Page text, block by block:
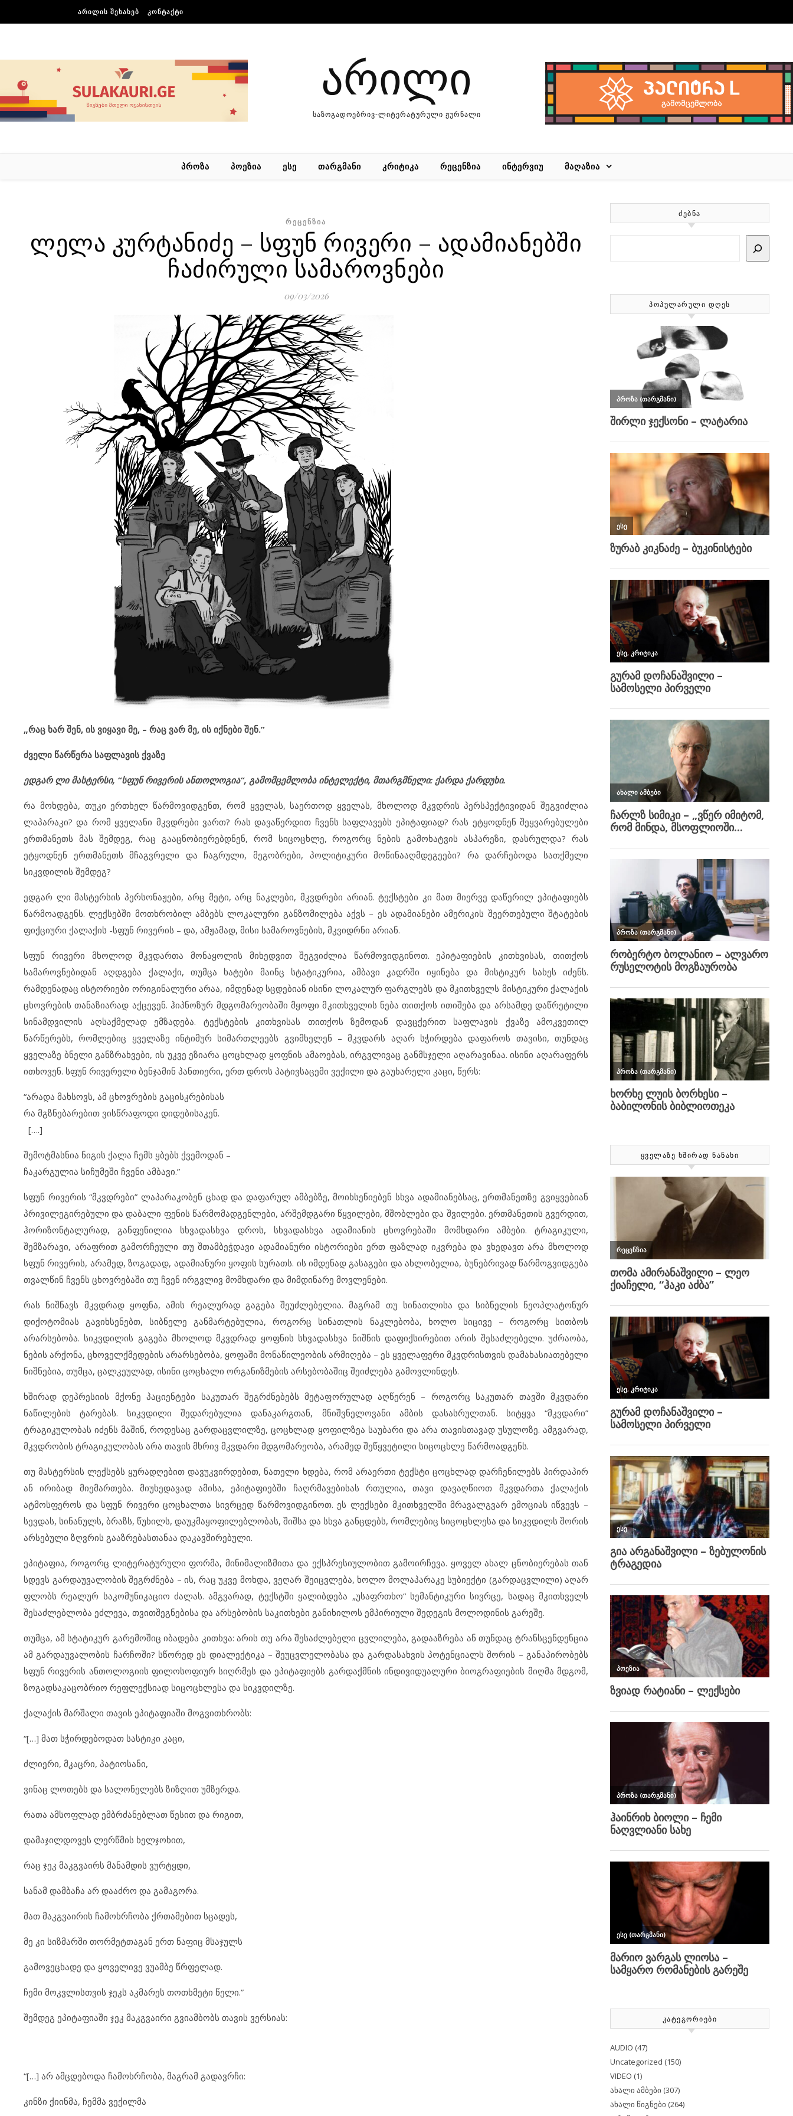
ᲐᲠᲘᲚᲘᲡ ᲨᲔᲡᲐᲮᲔᲑ ᲙᲝᲜᲢᲐᲥᲢᲘ
არილი
საზოგადოებრივ-ლიტერატურული ჟურნალი
ᲞᲠᲝᲖᲐ ᲞᲝᲔᲖᲘᲐ ᲔᲡᲔ ᲗᲐᲠᲒᲛᲐᲜᲘ ᲙᲠᲘᲢᲘᲙᲐ ᲠᲔᲪᲔᲜᲖᲘᲐ ᲘᲜᲢᲔᲠᲕᲘᲣ ᲛᲐᲦᲐᲖᲘᲐ
ᲠᲔᲪᲔᲜᲖᲘᲐ
ლელა კურტანიძე – სფუნ რივერი – ადამიანებში
ჩაძირული სამაროვნები
09/03/2026
„რაც ხარ შენ, ის ვიყავი მე, – რაც ვარ მე, ის იქნები შენ.”
ძველი წარწერა საფლავის ქვაზე
ედგარ ლი მასტერსი, “სფუნრივერის ანთოლოგია“, გამომცემლობა ინტელექტი, მთარგმნელი: ქარდაქარდუხი.
რა მოხდება, თუკი ერთხელ წარმოვიდგენთ, რომ ყველას, საერთოდ ყველას, მხოლოდ მკვდრის პერსპექტივიდან შეგვიძლია
ლაპარაკი? და რომ ყველანი მკვდრები ვართ? რას დავაწერდით ჩვენს საფლავებს ეპიტაფიად? რას ეტყოდნენ შეყვარებულები
ერთმანეთს მას შემდეგ, რაც გააცნობიერებდნენ, რომ სიცოცხლე, როგორც ნების გამოხატვის ასპარეზი, დასრულდა? რას
ეტყოდნენ ერთმანეთს მჩაგვრელი და ჩაგრული, მეგობრები, პოლიტიკური მოწინააღმდეგეები? რა დარჩებოდა სათქმელი
სიკვდილის შემდეგ?
ედგარ ლი მასტერსის პერსონაჟები, არც მეტი, არც ნაკლები, მკვდრები არიან. ტექსტები კი მათ მიერვე დაწერილ ეპიტაფიებს
წარმოადგენს. ლექსებში მოთხრობილ ამბებს ლოკალური განზომილება აქვს – ეს ადამიანები ამერიკის შეერთებული შტატების
ფიქციური ქალაქის -სფუნ რივერის – და, ამჟამად, მისი სამაროვნების, მკვიდრნი არიან.
სფუნ რივერი მხოლოდ მკვდართა მონაყოლის მიხედვით შეგვიძლია წარმოვიდგინოთ. ეპიტაფიების კითხვისას, თითქოს
სამაროვნებიდან აღდგება ქალაქი, თუმცა ხატები მაინც სტატიკურია, ამბავი კადრში იყინება და მისტიკურ სახეს იძენს.
რამდენადაც ისტორიები ორიგინალური არაა, იმდენად სცდებიან ისინი ლოკალურ ფარგლებს და მკითხველს მისტიკური ქალაქის
ცხოვრების თანაზიარად აქცევენ. ჰიპნოზურ მდგომარეობაში მყოფი მკითხველის ნება თითქოს ითიშება და არსამდე დაწრეტილი
სინამდვილის აღსაქმელად ემზადება. ტექსტების კითხვისას თითქოს ზემოდან დავცქერით საფლავის ქვაზე ამოკვეთილ
წარწერებს, რომლებიც ყველაზე ინტიმურ სიმართლეებს გვიმხელენ – მკვდარს აღარ სჭირდება დაფაროს თავისი, თუნდაც
ყველაზე ბნელი განზრახვები, ის უკვე ეზიარა ცოცხლად ყოფნის ამაოებას, ირგვლივაც განმსჯელი აღარავინაა. ისინი აღარაფერს
ითხოვენ. სფუნ რივერელი ბენჯამინ პანთიერი, ერთ დროს პატივსაცემი ვექილი და გაუხარელი კაცი, წერს:
“არადა მახსოვს, ამ ცხოვრების გაცისკრებისას
რა მგზნებარებით ვისწრაფოდი დიდებისაკენ.
[….]
შემოტმასნია ნიგის ქალა ჩემს ყბებს ქვემოდან –
ჩაკარგულია სიჩუმეში ჩვენი ამბავი.”
სფუნ რივერის “მკვდრები” ლაპარაკობენ ცხად და დაფარულ ამბებზე, მოიხსენიებენ სხვა ადამიანებსაც, ერთმანეთზე გვიყვებიან
პრივილეგირებული და დაბალი ფენის წარმომადგენლები, არშემდგარი წყვილები, მშობლები და შვილები. ერთმანეთის გვერდით,
ჰორიზონტალურად, განფენილია სხვადასხვა დროს, სხვადასხვა ადამიანის ცხოვრებაში მომხდარი ამბები. ტრაგიკული,
შემზარავი, არაფრით გამორჩეული თუ შთამბეჭდავი ადამიანური ისტორიები ერთ ფაზლად იკვრება და ვხედავთ არა მხოლოდ
სფუნ რივერის, არამედ, ზოგადად, ადამიანური ყოფის სურათს. ის იმდენად გასაგები და ახლობელია, ბუნებრივად წარმოგვიდგება
თვალწინ ჩვენს ცხოვრებაში თუ ჩვენ ირგვლივ მომხდარი და მიმდინარე მოვლენები.
რას ნიშნავს მკვდრად ყოფნა, ამის რეალურად გაგება შეუძლებელია. მაგრამ თუ სინათლისა და სიბნელის ნეოპლატონურ
დიქოტომიას გავიხსენებთ, სიბნელე განმარტებულია, როგორც სინათლის ნაკლებობა, ხოლო სიცივე – როგორც სითბოს
არარსებობა. სიკვდილის გაგება მხოლოდ მკვდრად ყოფნის სხვადასხვა ნიშნის დაფიქსირებით არის შესაძლებელი. უძრაობა,
ნების არქონა, ცხოველქმედების არარსებობა, ყოფაში მონაწილეობის არმიღება – ეს ყველაფერი მკვდრისთვის დამახასიათებელი
ნიშნებია, თუმცა, ცალკეულად, ისინი ცოცხალი ორგანიზმების არსებობაშიც შეიძლება გამოვლინდეს.
ხშირად დეპრესიის მქონე პაციენტები საკუთარ შეგრძნებებს მეტაფორულად აღწერენ – როგორც საკუთარ თავში მკვდარი
ნაწილების ტარებას. სიკვდილი შედარებულია დანაკარგთან, მნიშვნელოვანი ამბის დასასრულთან. სიტყვა “მკვდარი”
ტრაგიკულობას იძენს მაშინ, როდესაც გარდაცვლილზე, ცოცხლად ყოფილზეა საუბარი და არა თავისთავად უსულოზე. ამგვარად,
მკვდრობის ტრაგიკულობას არა თავის მხრივ მკვდარი მდგომარეობა, არამედ შეწყვეტილი სიცოცხლე წარმოადგენს.
თუ მასტერსის ლექსებს ყურადღებით დავუკვირდებით, ნათელი ხდება, რომ არაერთი ტექსტი ცოცხლად დარჩენილებს პირდაპირ
ან ირიბად მიემართება. მიუხედავად ამისა, ეპიტაფიებში ჩაღრმავებისას რთულია, თავი დავაღწიოთ მკვდართა ქალაქის
ატმოსფეროს და სფუნ რივერი ცოცხალთა სივრცედ წარმოვიდგინოთ. ეს ლექსები მკითხველში მრავალგვარ ემოციას იწვევს –
სევდას, სინანულს, ბრაზს, წუხილს, დაუკმაყოფილებლობას, შიშსა და სხვა განცდებს, რომლებიც სიცოცხლესა და სიკვდილს შორის
არსებული ზღვრის გააზრებასთანაა დაკავშირებული.
ეპიტაფია, როგორც ლიტერატურული ფორმა, მინიმალიზმითა და ექსპრესიულობით გამოირჩევა. ყოველ ახალ ცნობიერებას თან
სდევს გარდაუვალობის შეგრძნება – ის, რაც უკვე მოხდა, ვეღარ შეიცვლება, ხოლო მოლაპარაკე სუბიექტი (გარდაცვლილი) აღარ
ფლობს რეალურ საკომუნიკაციო ძალას. ამგვარად, ტექსტში ყალიბდება „უსაფრთხო“ სემანტიკური სივრცე, სადაც მკითხველს
შესაძლებლობა ეძლევა, თვითშეგნებისა და არსებობის საკითხები განიხილოს ემპირიული შედეგის მოლოდინის გარეშე.
თუმცა, ამ სტატიკურ გარემოშიც იბადება კითხვა: არის თუ არა შესაძლებელი ცვლილება, გადააზრება ან თუნდაც ტრანსცენდენცია
ამ გარდაუვალობის ჩარჩოში? სწორედ ეს დიალექტიკა – შეუცვლელობასა და გარდასახვის პოტენციალს შორის – განაპირობებს
სფუნ რივერის ანთოლოგიის ფილოსოფიურ სიღრმეს და ეპიტაფიებს გარდაქმნის ინდივიდუალური ბიოგრაფიების მიღმა მდგომ,
ზოგადსაკაცობრიო რეფლექსიად სიცოცხლესა და სიკვდილზე.
ქალაქის მარშალი თავის ეპიტაფიაში მოგვითხრობს:
“[…] მათ სჭირდებოდათ სასტიკი კაცი,
ძლიერი, მკაცრი, პატიოსანი,
ვინაც ლოთებს და სალონელებს ზიზღით უმზერდა.
რათა ამსოფლად ემბრძანებლათ წესით და რიგით,
დამაჯილდოვეს ლერწმის ხელჯოხით,
რაც ჯეკ მაკგვაირს მანამდის ვურტყდი,
სანამ დამბაჩა არ დააძრო და გამაგორა.
მათ მაკგვაირის ჩამოხრჩობა ქრთამებით სცადეს,
მე კი სიზმარში თორმეტთაგან ერთ ნაფიც მსაჯულს
გამოვეცხადე და ყოველივე ვუამბე წრფელად.
ჩემი მოკვლისთვის ჯეკს აკმარეს თოთხმეტი წელი.”
შემდეგ ეპიტაფიაში ჯეკ მაკგვაირი გვიამბობს თავის ვერსიას:
“[…] არ ამცდებოდა ჩამოხრჩობა, მაგრამ გადავრჩი:
კინზი ქიინმა, ჩემმა ვექილმა
ᲫᲔᲑᲜᲐ
ᲞᲝᲞᲣᲚᲐᲠᲣᲚᲘ ᲓᲦᲔᲡ
ᲧᲕᲔᲚᲐᲖᲔ ᲮᲨᲘᲠᲐᲓ ᲜᲐᲜᲐᲮᲘ
ᲙᲐᲢᲔᲒᲝᲠᲘᲔᲑᲘ
AUDIO (47)
Uncategorized (150)
VIDEO (1)
ახალი ამბები (307)
ახალი წიგნები (264)